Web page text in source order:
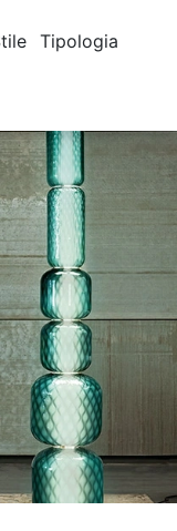
Tipologia